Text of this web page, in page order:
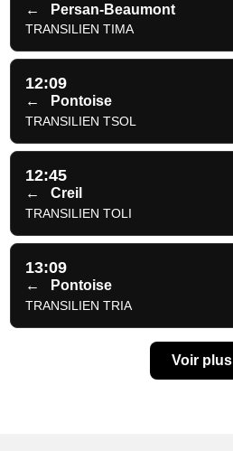
← Persan-Beaumont
TRANSILIEN TIMA
12:09
← Pontoise
TRANSILIEN TSOL
12:45
← Creil
TRANSILIEN TOLI
13:09
← Pontoise
TRANSILIEN TRIA
Voir plus